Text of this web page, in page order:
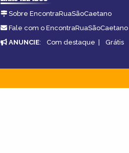
Sobre EncontraRuaSãoCaetano
Fale com o EncontraRuaSãoCaetano
ANUNCIE: Com destaque | Grátis